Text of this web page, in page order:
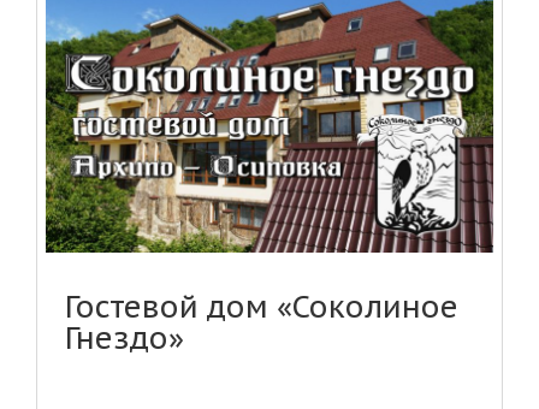
Гостевой дом «Соколиное
Гнездо»